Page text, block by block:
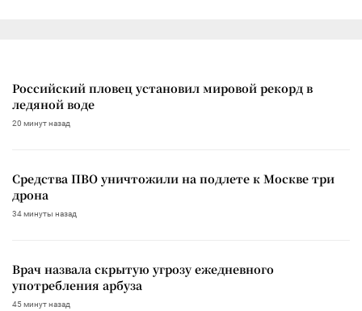
Российский пловец установил мировой рекорд в
ледяной воде
20 минут назад
Средства ПВО уничтожили на подлете к Москве три
дрона
34 минуты назад
Врач назвала скрытую угрозу ежедневного
употребления арбуза
45 минут назад